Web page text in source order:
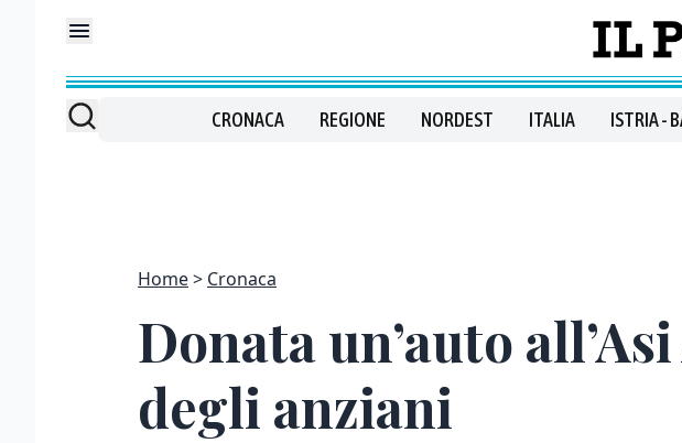
CRONACA REGIONE NORDEST ITALIA ISTRIA -
Home Cronaca
Donata un’auto
degli anziani